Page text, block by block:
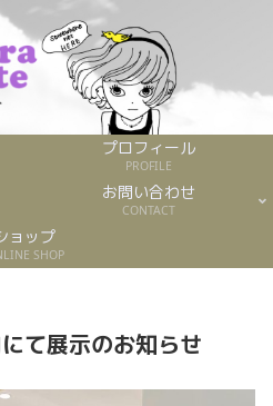
プロフィール
PROFILE
お問い合わせ
CONTACT
ョップ
SHOP
て展示のお知らせ